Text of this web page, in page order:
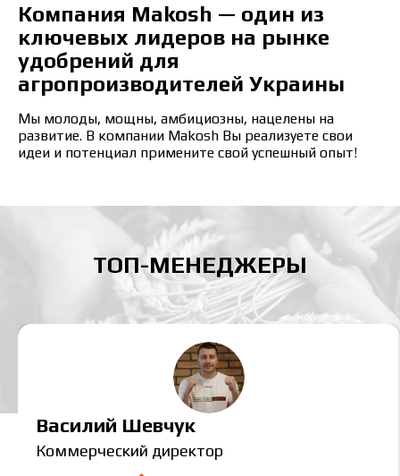
Компания Makosh — один из
ключевых лидеров на рынке
удобрений для
агропроизводителей Украины
Мы молоды, мощны, амбициозны, нацелены на
развитие. В компании Makosh Вы реализуете свои
идеи и потенциал примените свой успешный опыт!
ТОП-МЕНЕДЖЕРЫ
Василий Шевчук
Коммерческий директор